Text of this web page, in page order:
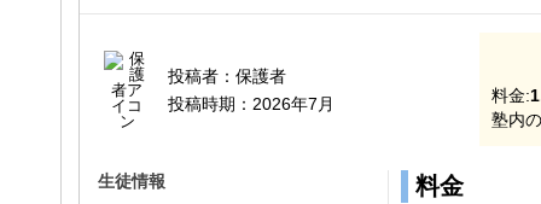
投稿者： 保護者
投稿時期： 2026年7月 料金:
塾内
生徒情報 料金